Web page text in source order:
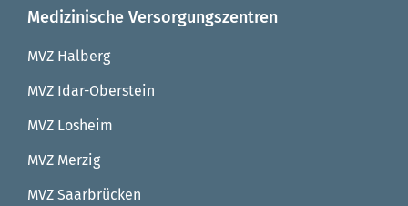
Medizinische Versorgungszentren
MVZ Halberg
MVZ Idar-Oberstein
MVZ Losheim
MVZ Merzig
MVZ Saarbrücken